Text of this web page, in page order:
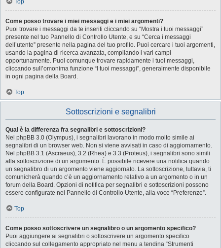
Top
Come posso trovare i miei messaggi e i miei argomenti?
Puoi trovare i messaggi da te inseriti cliccando su “Mostra i tuoi messaggi”
presente nel tuo Pannello di Controllo Utente, e su “Cerca i messaggi
dell’utente” presente nella pagina del tuo profilo. Puoi cercare i tuoi argomenti,
usando la pagina di ricerca avanzata, compilando i vari campi
opportunamente. Puoi comunque trovare rapidamente i tuoi messaggi,
cliccando sull’omonima funzione “I tuoi messaggi”, generalmente disponibile
in ogni pagina della Board.
Top
Sottoscrizioni e segnalibri
Qual è la differenza fra segnalibri e sottoscrizioni?
Nel phpBB 3.0 (Olympus), i segnalibri lavorano in modo molto simile ai
segnalibri di un browser web. Non si viene avvisati in caso di aggiornamento.
Nel phpBB 3.1 (Ascraeus), 3.2 (Rhea) e 3.3 (Proteus), i segnalibri sono simili
alla sottoscrizione di un argomento. È possibile ricevere una notifica quando
un segnalibro di un argomento viene aggiornato. La sottoscrizione, tuttavia, ti
comunicherà quando c’è un aggiornamento relativo a un argomento o in un
forum della Board. Opzioni di notifica per segnalibri e sottoscrizioni possono
essere configurate nel Pannello di Controllo Utente, alla voce “Preferenze”.
Top
Come posso sottoscrivere un segnalibro o un argomento specifico?
Puoi aggiungere ai segnalibri o sottoscrivere un argomento specifico
cliccando sul collegamento appropriato nel menu a tendina “Strumenti